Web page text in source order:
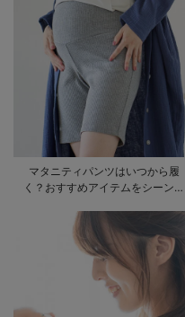
マタニティパンツはいつから履
く？おすすめアイテムをシーン別